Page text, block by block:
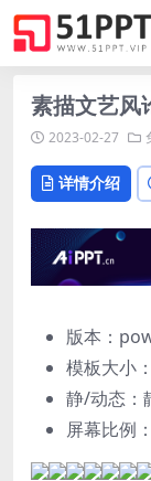
素描文艺
2023-02-27
详情介绍
版本：
模板大小：
静/动态：
屏幕比例